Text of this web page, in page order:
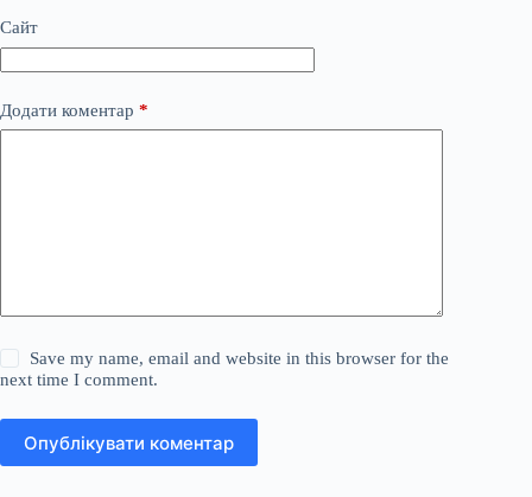
Сайт
Додати коментар *
Save my name, email and website in this browser for the
next time I comment.
Опублікувати коментар